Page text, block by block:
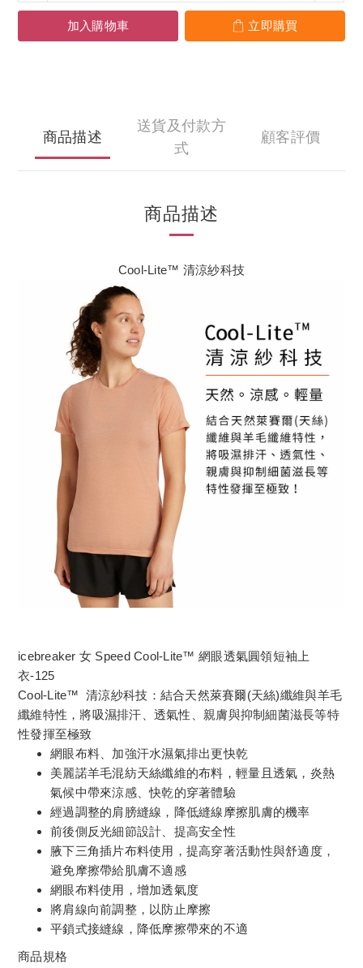
加入購物車 立即購買
商品描述
送貨及付款方
式
顧客評價
商品描述
Cool-Lite™ 清涼紗科技
icebreaker 女 Speed Cool-Lite™ 網眼透氣圓領短袖上
衣-125
Cool-Lite™ 清涼紗科技：結合天然萊賽爾(天絲)纖維與羊毛
纖維特性，將吸濕排汗、透氣性、親膚與抑制細菌滋長等特
性發揮至極致
網眼布料、加強汗水濕氣排出更快乾
美麗諾羊毛混紡天絲纖維的布料，輕量且透氣，炎熱
氣候中帶來涼感、快乾的穿著體驗
經過調整的肩膀縫線，降低縫線摩擦肌膚的機率
前後側反光細節設計、提高安全性
腋下三角插片布料使用，提高穿著活動性與舒適度，
避免摩擦帶給肌膚不適感
網眼布料使用，增加透氣度
將肩線向前調整，以防止摩擦
平鎖式接縫線，降低摩擦帶來的不適
商品規格